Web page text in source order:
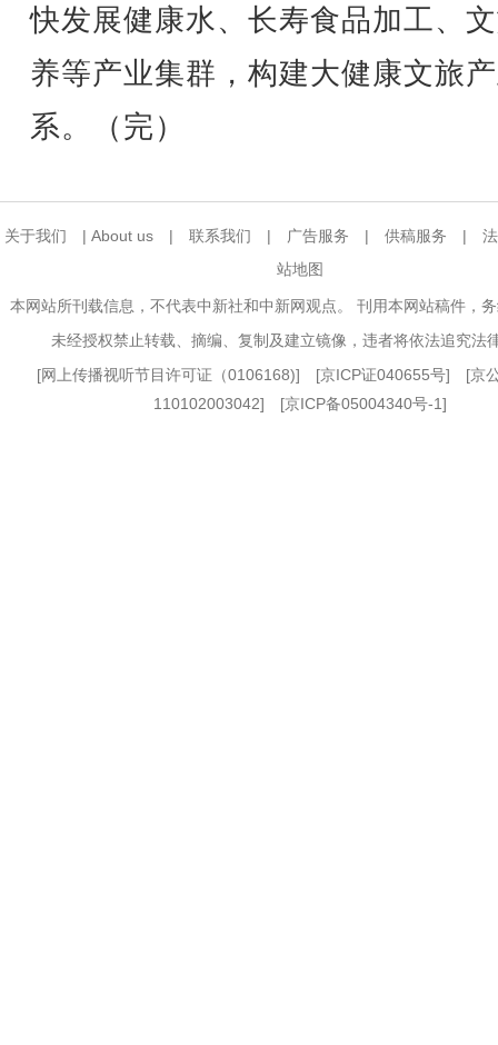
快发展健康水、长寿食品加工、
养等产业集群，构建大健康文旅
系。（完）
关于我们 | About us | 联系我们 | 广告服务 | 供稿服务 |
站地图
本网站所刊载信息，不代表中新社和中新网观点。 刊用本网站稿件，
未经授权禁止转载、摘编、复制及建立镜像，违者将依法追究法
[网上传播视听节目许可证（0106168)] [京ICP证040655号] [京
110102003042] [京ICP备05004340号-1]